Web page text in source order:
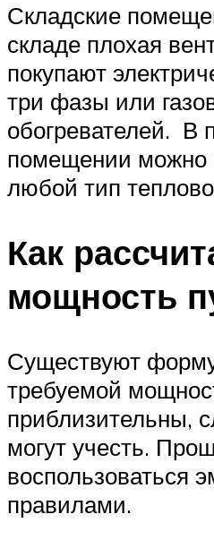
Складские
складе плохая
покупают
три фазы или
обогревателей. В
помещении можно
любой тип
Как
мощность
Существуют
требуемой
приблизительны,
могут учесть.
воспользоваться
правилами.